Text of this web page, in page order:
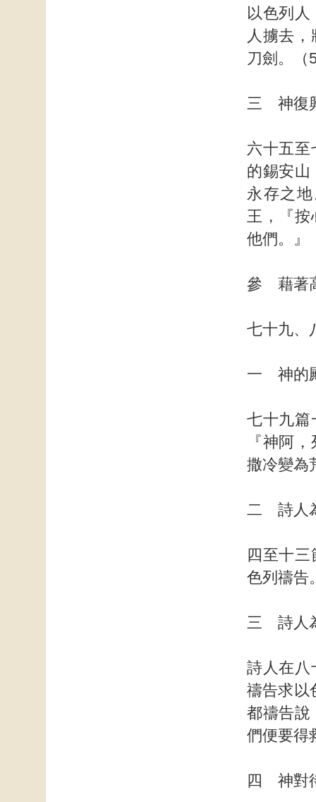
以色列
人擄去
刀劍。（
三 神復
六十五至
的錫安山
永存之
王，『按
他們。』
參 藉著
七十九、
一 神的
七十九篇
『神阿
撒冷變為
二 詩人
四至十
色列禱告
三 詩人
詩人在八
禱告求以
都禱告說
們便要得
四 神對